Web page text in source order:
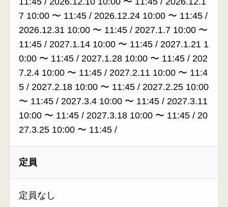
7 10:00〜 11:45/ 2026.12.24 10:00〜 11:45/
2026.12.31 10:00〜 11:45/ 2027.1.7 10:00〜
11:45/ 2027.1.14 10:00〜 11:45/ 2027.1.21 1
0:00〜 11:45/ 2027.1.28 10:00〜 11:45/ 202
7.2.4 10:00〜 11:45/ 2027.2.11 10:00〜 11:4
5/ 2027.2.18 10:00〜 11:45/ 2027.2.25 10:00
〜 11:45/ 2027.3.4 10:00〜 11:45/ 2027.3.11
10:00〜 11:45/ 2027.3.18 10:00〜 11:45/ 20
27.3.25 10:00〜 11:45/
定員
定員なし